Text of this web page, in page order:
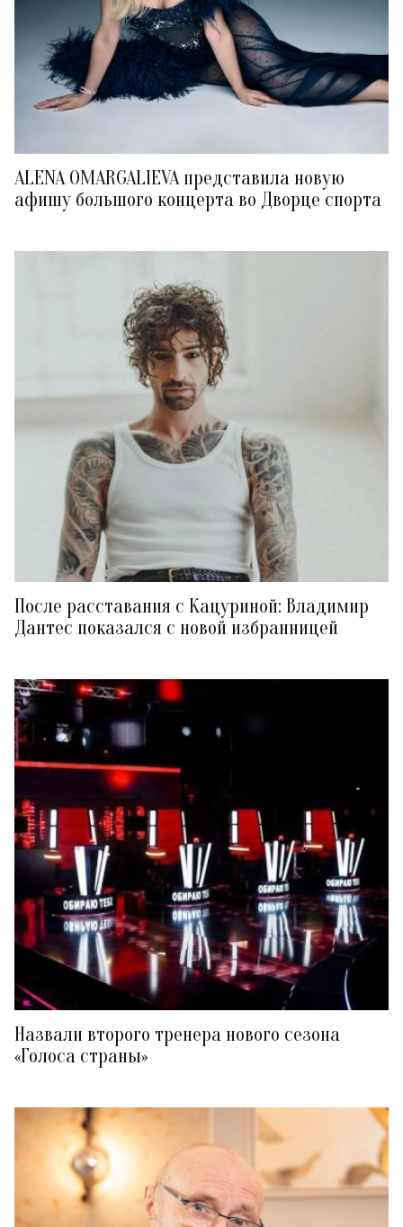
ALENA OMARGALIEVA представила новую
афишу большого концерта во Дворце спорта
После расставания с Кацуриной: Владимир
Дантес показался с новой избранницей
Назвали второго тренера нового сезона
«Голоса страны»